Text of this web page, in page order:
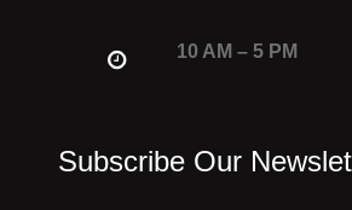
10 AM – 5 PM
Subscribe Our